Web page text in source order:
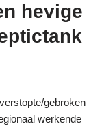
hevige
gebroken
werkende